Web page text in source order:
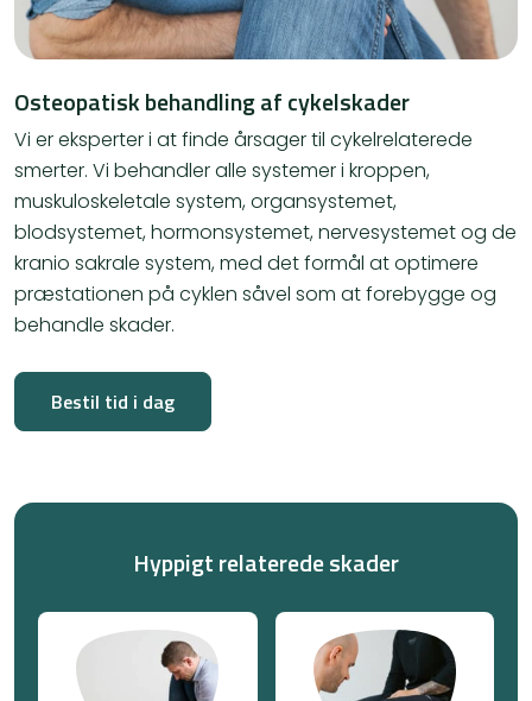
Osteopatisk behandling af cykelskader
Vi er eksperter i at finde årsager til cykelrelaterede
smerter. Vi behandler alle systemer i kroppen,
muskuloskeletale system, organsystemet,
blodsystemet, hormonsystemet, nervesystemet og de
kranio sakrale system, med det formål at optimere
præstationen på cyklen såvel som at forebygge og
behandle skader.
Bestil tid i dag
Hyppigt relaterede skader